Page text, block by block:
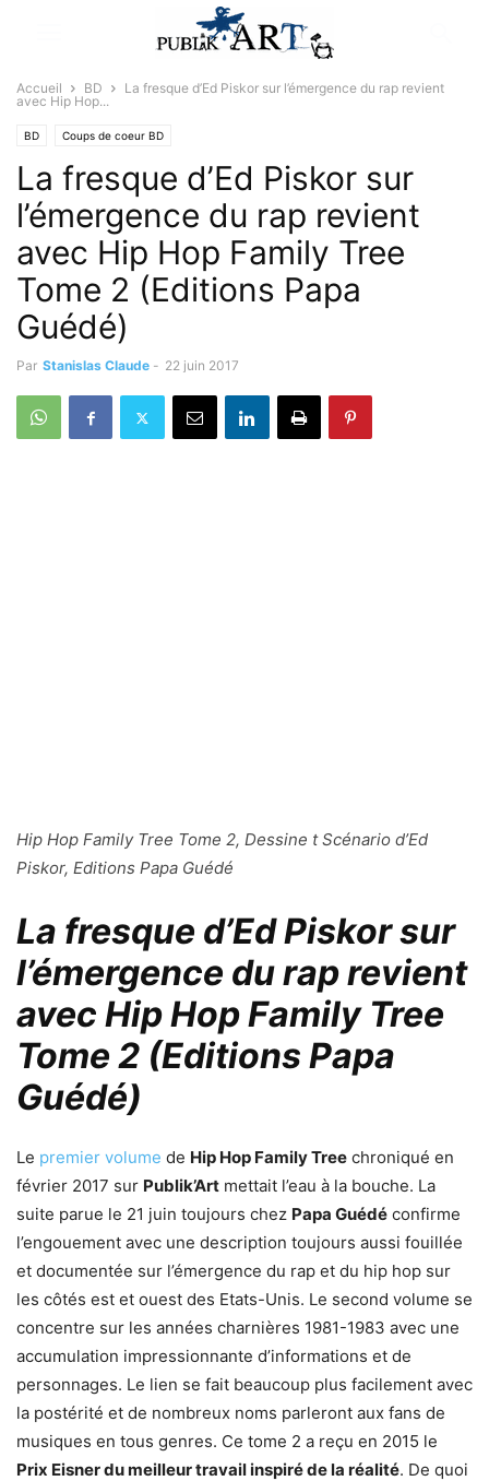
Accueil BD
La fresque d’Ed Piskor sur l’émergence du rap revient
avec Hip Hop...
BD Coups de coeur BD
La fresque d’Ed Piskor sur
l’émergence du rap revient
avec Hip Hop Family Tree
Tome 2 (Editions Papa
Guédé)
Par Stanislas Claude - 22 juin 2017
Hip Hop Family Tree Tome 2, Dessine t Scénario d’Ed
Piskor, Editions Papa Guédé
La fresque d’Ed Piskor sur
l’émergence du rap revient
avec Hip Hop Family Tree
Tome 2 (Editions Papa
Guédé)
Le premier volume de Hip Hop Family Tree chroniqué en
février 2017 sur Publik’Art mettait l’eau à la bouche. La
suite parue le 21 juin toujours chez Papa Guédé confirme
l’engouement avec une description toujours aussi fouillée
et documentée sur l’émergence du rap et du hip hop sur
les côtés est et ouest des Etats-Unis. Le second volume se
concentre sur les années charnières 1981-1983 avec une
accumulation impressionnante d’informations et de
personnages. Le lien se fait beaucoup plus facilement avec
la postérité et de nombreux noms parleront aux fans de
musiques en tous genres. Ce tome 2 a reçu en 2015 le
Prix Eisner du meilleur travail inspiré de la réalité. De quoi